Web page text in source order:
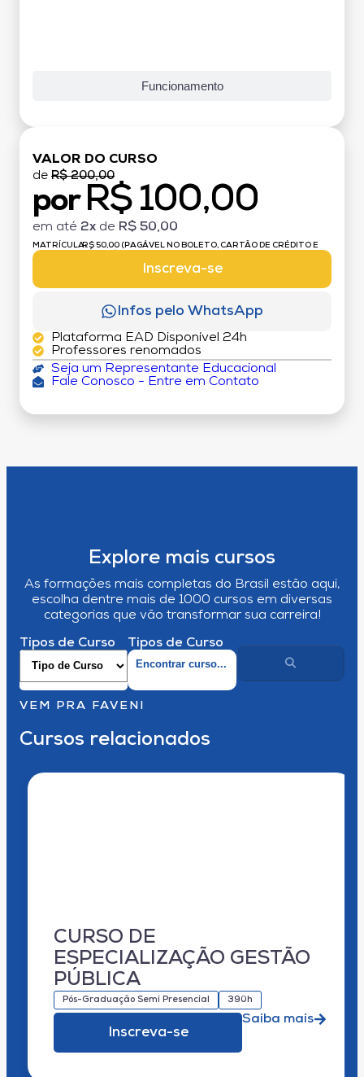
Funcionamento
VALOR DO CURSO
de R$ 200,00
por R$ 100,00
em até 2x de R$ 50,00
MATRÍCULA:R$ 50,00 (PAGÁVEL NO BOLETO, CARTÃO DE CRÉDITO E
Inscreva-se
Infos pelo WhatsApp
Plataforma EAD Disponível 24h
Professores renomados
Seja um Representante Educacional
Fale Conosco - Entre em Contato
Explore mais cursos
As formações mais completas do Brasil estão aqui,
escolha dentre mais de 1000 cursos em diversas
categorias que vão transformar sua carreira!
Tipos de Curso Tipos de Curso
VEM PRA FAVENI
Cursos relacionados
CURSO DE
ESPECIALIZAÇÃO GESTÃO
PÚBLICA
Pós-Graduação Semi Presencial 390h
Inscreva-se
Saiba mais